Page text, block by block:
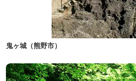
鬼ヶ城（熊野市）